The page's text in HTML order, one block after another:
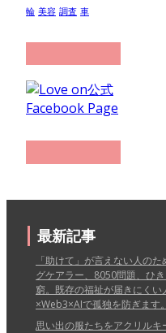
輪 美容 調査 車
最新記事
「助けて」が言えない人の
グケアラー、8050問題、ひ
窮。既存の福祉が届きにく
×Web3×AIで孤独を防ぎます。
思い出の服たちをアクリルキ